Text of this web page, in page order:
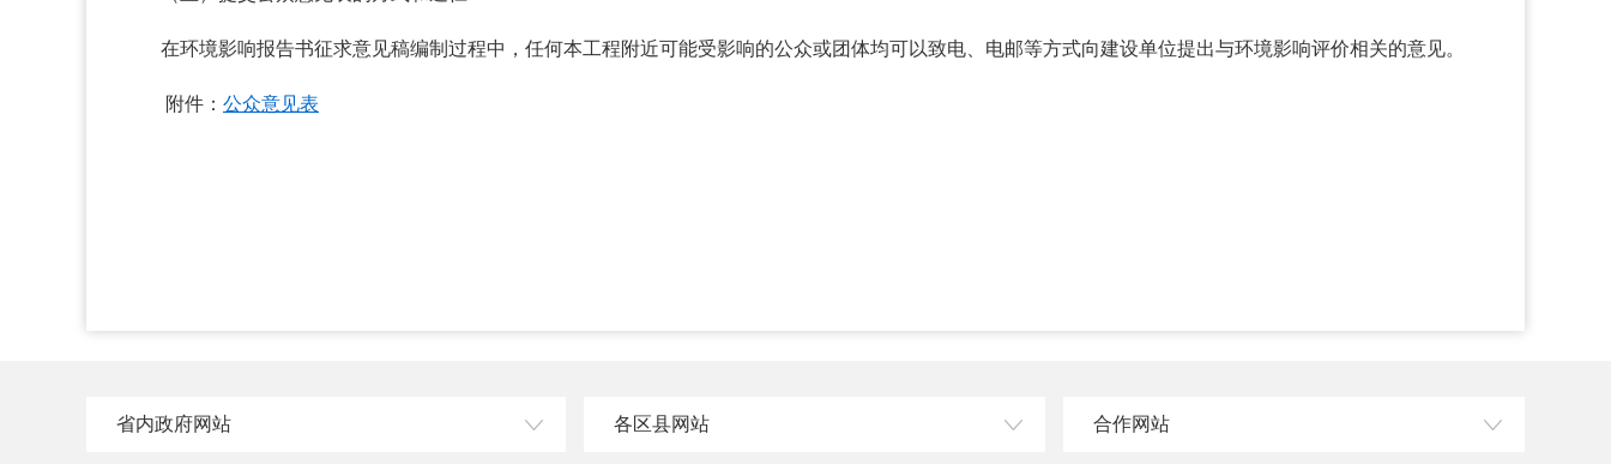
在环境影响报告书征求意见稿编制过程中，任何本工程附近可能受影响的公众或团体均可以致电、电邮等方式向建设单位提出与环境影响评价相关的意见。
附件： 公众意见表
省内政府网站 各区县网站 合作网站